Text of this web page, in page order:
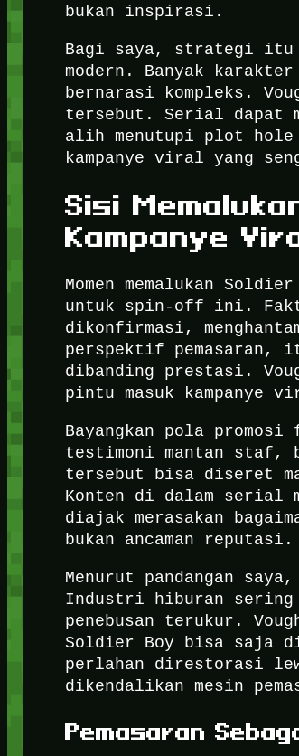
bukan inspirasi.
Bagi saya, strategi itu
modern. Banyak
bernarasi kompleks.
tersebut. Serial dapat
alih menutupi plot hole
kampanye viral yang
Sisi
Kampanye
Momen memalukan
untuk spin-off ini.
dikonfirmasi,
perspektif pemasaran,
dibanding prestasi.
pintu masuk kampanye
Bayangkan pola
testimoni mantan staf,
tersebut bisa diseret
Konten di dalam serial
diajak merasakan
bukan ancaman reputasi.
Menurut pandangan
Industri hiburan sering
penebusan terukur.
Soldier Boy bisa saja
perlahan direstorasi
dikendalikan mesin
Pemasaran